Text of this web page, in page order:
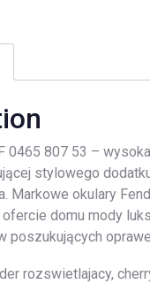
0465 807 53 –
stylowego
Markowe okulary
ofercie domu mody
poszukujących
rozswietlajacy,